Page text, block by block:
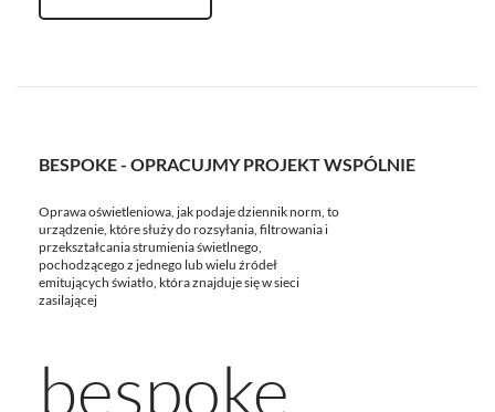
BESPOKE - OPRACUJMY PROJEKT WSPÓLNIE
Oprawa oświetleniowa, jak podaje dziennik norm, to
urządzenie, które służy do rozsyłania, filtrowania i
przekształcania strumienia świetlnego,
pochodzącego z jednego lub wielu źródeł
emitujących światło, która znajduje się w sieci
zasilającej
bespoke